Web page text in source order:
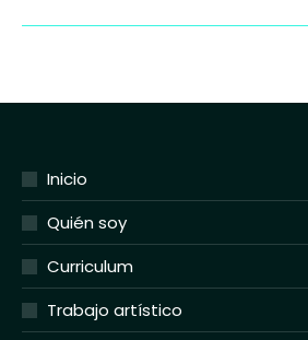
Inicio
Quién soy
Curriculum
Trabajo artístico